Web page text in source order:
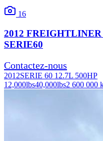
16
2012 FREIGHTLINER
SERIE60
Contactez-nous
2012SERIE 60 12.7L 500HP
12,000lbs40,000lbs2 600 000